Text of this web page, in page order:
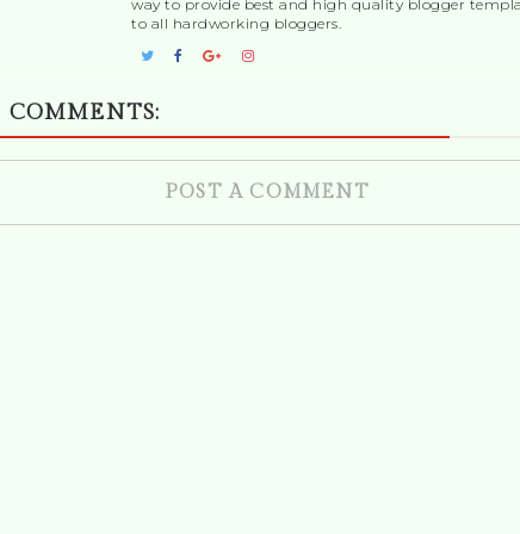
way to provide best and high quality blogger
to all hardworking bloggers.
COMMENTS:
POST A COMMENT